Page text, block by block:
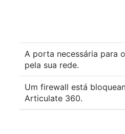
A porta necessária para
pela sua rede.
Um firewall está
Articulate 360.